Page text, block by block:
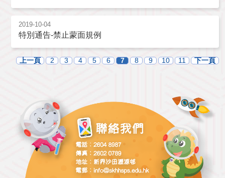
2019-10-04
特別通告-禁止蒙面規例
上一頁 2 3 4 5 6 7 8 9 10 11 下一頁